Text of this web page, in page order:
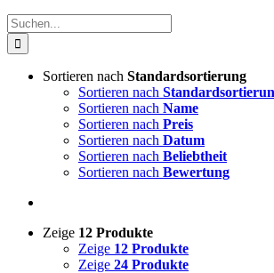
Suche
nach:
Sortieren nach Standardsortierung
Sortieren nach
Sortieren nach Name
Sortieren nach Preis
Sortieren nach Datum
Sortieren nach Beliebtheit
Sortieren nach Bewertung
Zeige 12 Produkte
Zeige 12 Produkte
Zeige 24 Produkte